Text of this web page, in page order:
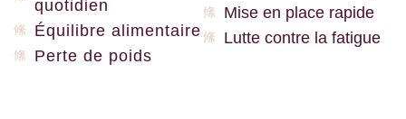
quotidien
Équilibre alimentaire
Perte de poids
Mise en place rapide
Lutte contre la fatigue